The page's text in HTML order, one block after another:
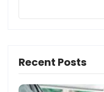
Recent Posts